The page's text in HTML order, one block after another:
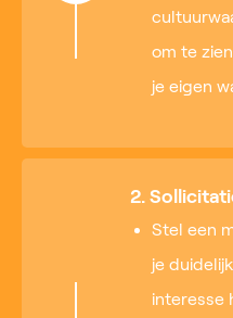
om te
je eigen
2.
Stel een
je
interesse